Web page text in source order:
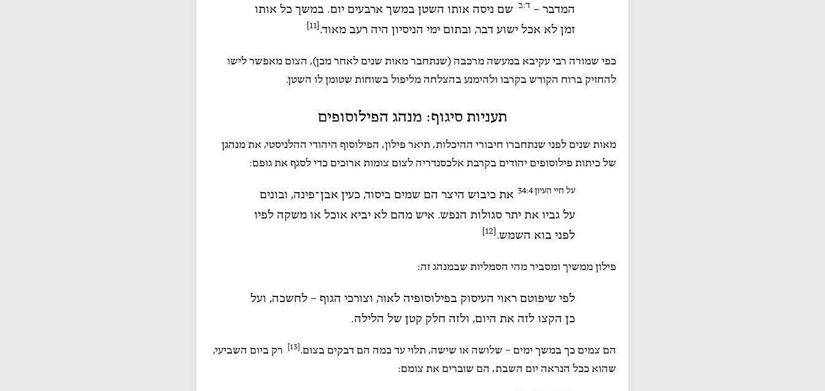
המדבר – ד:ב שם ניסה אותו השטן במשך ארבעים יום. במשך כל אותו
זמן לא אכל ישוע דבר, ובתום ימי הניסיון היה רעב מאוד.
כפי שמורה רבי עקיבא במעשה מרכבה (שנתחבר מאות שנים לאחר מכן), הצום מאפשר לישו
להחזיק ברוח הקודש בקרבו ולהימנע בהצלחה מליפול בשוחות שטומן לו השטן.
תעניות סיגוף: מנהג הפילוסופים
מאות שנים לפני שנתחברו חיבורי ההיכלות, תיאר פילון, הפילוסוף היהודי ההלניסטי, את מנהגן
של כיתות פילוסופים יהודים בקרבת אלכסנדריה לצום צומות ארוכים כדי לסגף את גופם:
על חיי העיון 34:4
את כיבוש היצר הם שמים ביסוד, כעין אבן־פינה, ובונים
על גביו את יתר סגולות הנפש. איש מהם לא יביא אוכל או משקה לפיו
לפני בוא השמש.
פילון ממשיך ומסביר מהי הסמליות שבמנהג זה:
לפי שיפוטם ראוי העיסוק בפילוסופיה לאור, וצורכי הגוף – לחשכה, ועל
כן הקצו לזה את היום, ולזה חלק קטן של הלילה.
הם צמים כך במשך ימים – שלושה או שישה, תלוי עד כמה הם דבקים בצום.
רק ביום השביעי,
שהוא ככל הנראה יום השבת, הם שוברים את צומם: